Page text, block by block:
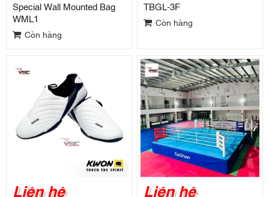
Special Wall Mounted Bag
WML1
Còn hàng
TBGL-3F
Còn hàng
Liên hệ Liên hệ